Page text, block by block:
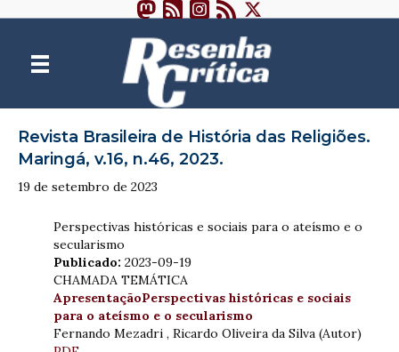
Revista Brasileira de História das Religiões.
Maringá, v.16, n.46, 2023.
19 de setembro de 2023
Perspectivas históricas e sociais para o ateísmo e o
secularismo
Publicado: 2023-09-19
CHAMADA TEMÁTICA
ApresentaçãoPerspectivas históricas e sociais
para o ateísmo e o secularismo
Fernando Mezadri , Ricardo Oliveira da Silva (Autor)